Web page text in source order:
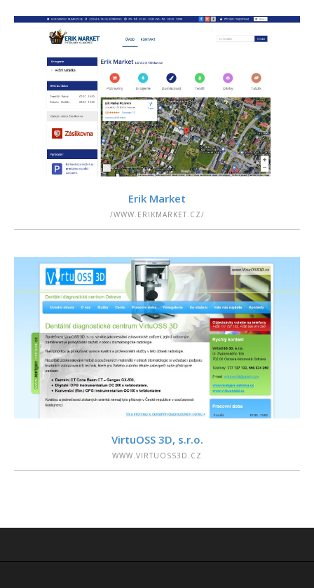
PODROBNOSTI
Erik Market
/WWW.ERIKMARKET.CZ/
PODROBNOSTI
VirtuOSS 3D, s.r.o.
WWW.VIRTUOSS3D.CZ